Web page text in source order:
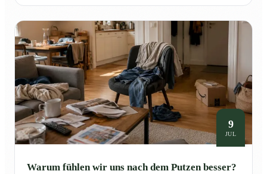
9
JUL
Warum fühlen wir uns nach dem Putzen besser?